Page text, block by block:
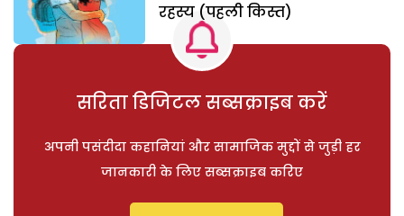
रहस्य (पहली किस्त)
सरिता डिजिटल सब्सक्राइब करें
अपनी पसंदीदा कहानियां और सामाजिक मुद्दों से जुड़ी हर
जानकारी के लिए सब्सक्राइब करिए